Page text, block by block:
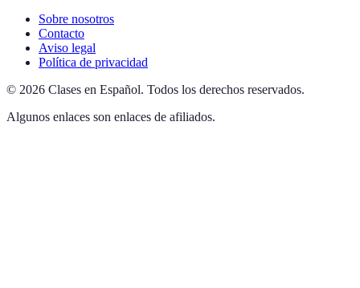
Sobre nosotros
Contacto
Aviso legal
Política de privacidad
© 2026 Clases en Español. Todos los derechos reservados.
Algunos enlaces son enlaces de afiliados.